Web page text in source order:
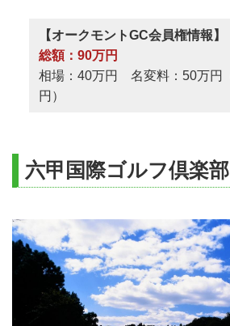
【オークモントGC会員権情報】
総額：90万円
相場：40万円 名変料：50万円
円）
六甲国際ゴルフ倶楽部